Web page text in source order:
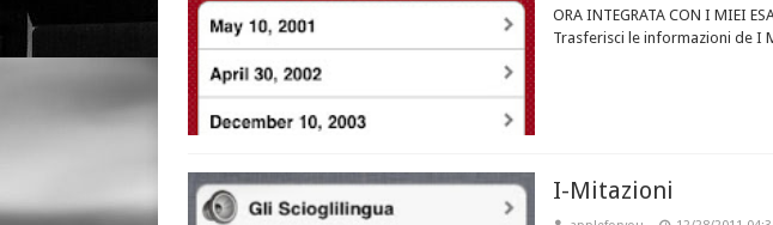
ORA INTEGRATA CON I MIEI
Trasferisci le informazioni de I
I-Mitazioni